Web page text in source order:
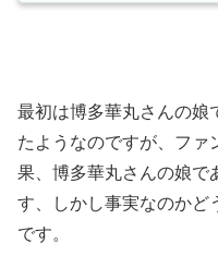
最初は博多華丸さんの娘
たようなのですが、ファ
果、博多華丸さんの娘で
す、しかし事実なのかど
です。